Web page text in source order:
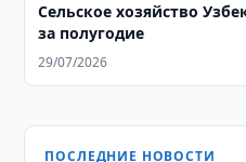
Сельское хозяйство
за полугодие
29/07/2026
ПОСЛЕДНИЕ НОВОСТИ